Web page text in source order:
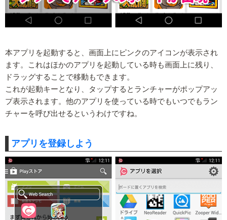
本アプリを起動すると、画面上にピンクのアイコンが表示され
ます。これはほかのアプリを起動している時も画面上に残り、
ドラッグすることで移動もできます。
これが起動キーとなり、タップするとランチャーがポップアッ
プ表示されます。他のアプリを使っている時でもいつでもラン
チャーを呼び出せるというわけですね。
アプリを登録しよう